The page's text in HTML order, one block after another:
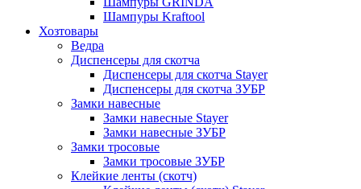
Шампуры Kraftool
Хозтовары
Ведра
Диспенсеры для скотча
Диспенсеры для скотча Stayer
Диспенсеры для скотча ЗУБР
Замки навесные
Замки навесные Stayer
Замки навесные ЗУБР
Замки тросовые
Замки тросовые ЗУБР
Клейкие ленты (скотч)